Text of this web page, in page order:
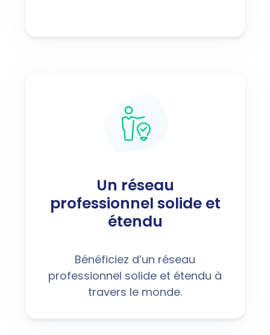
Un réseau
professionnel solide et
étendu
Bénéficiez d’un réseau
professionnel solide et étendu à
travers le monde.